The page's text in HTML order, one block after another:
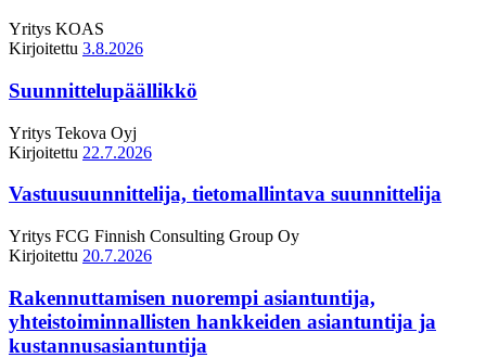
Yritys KOAS
Kirjoitettu 3.8.2026
Suunnittelupäällikkö
Yritys Tekova Oyj
Kirjoitettu 22.7.2026
Vastuusuunnittelija, tietomallintava suunnittelija
Yritys FCG Finnish Consulting Group Oy
Kirjoitettu 20.7.2026
Rakennuttamisen nuorempi asiantuntija,
yhteistoiminnallisten hankkeiden asiantuntija ja
kustannusasiantuntija